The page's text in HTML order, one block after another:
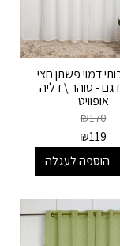
דמוי פשתן חצי
- טוהר \ דליה
אופוויט
₪170
₪119
הוספה לעגלה